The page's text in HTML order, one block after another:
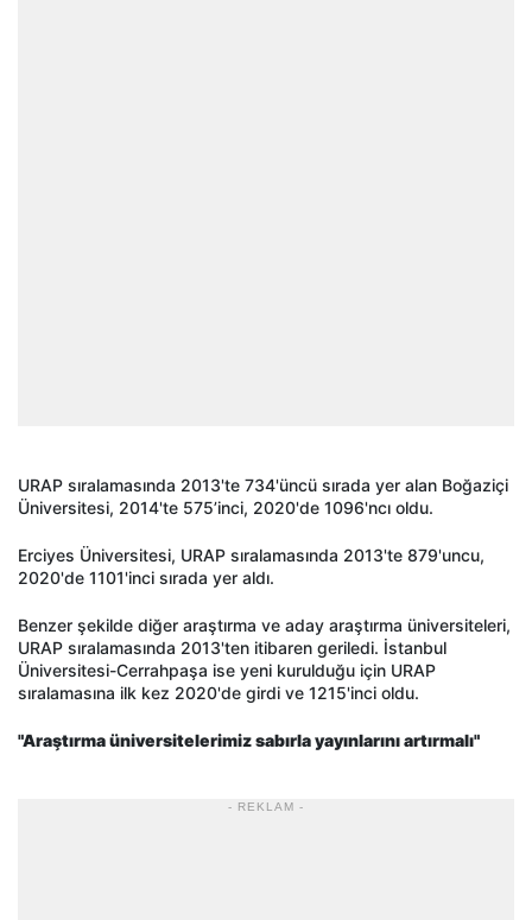
URAP sıralamasında 2013'te 734'üncü sırada yer alan Boğaziçi
Üniversitesi, 2014'te 575’inci, 2020'de 1096'ncı oldu.
Erciyes Üniversitesi, URAP sıralamasında 2013'te 879'uncu,
2020'de 1101'inci sırada yer aldı.
Benzer şekilde diğer araştırma ve aday araştırma üniversiteleri,
URAP sıralamasında 2013'ten itibaren geriledi. İstanbul
Üniversitesi-Cerrahpaşa ise yeni kurulduğu için URAP
sıralamasına ilk kez 2020'de girdi ve 1215'inci oldu.
"Araştırma üniversitelerimiz sabırla yayınlarını artırmalı"
- REKLAM -